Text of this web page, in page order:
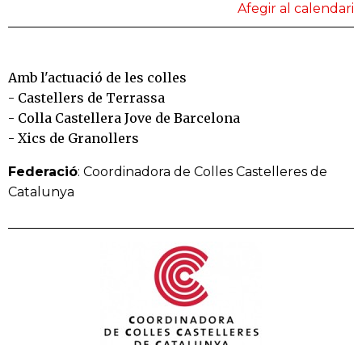
Afegir al calendari
Amb l'actuació de les colles
- Castellers de Terrassa
- Colla Castellera Jove de Barcelona
- Xics de Granollers
Federació: Coordinadora de Colles Castelleres de
Catalunya